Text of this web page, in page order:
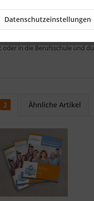
vergünstigt
handliche Format lassen
oder in die Berufsschule und
2 Ähnliche Artikel
Datenschutzeinstellungen